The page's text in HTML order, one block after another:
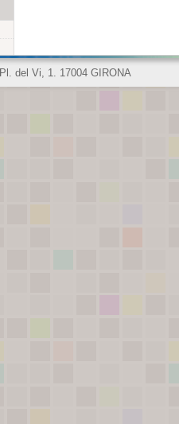
Pl. del Vi, 1. 17004 GIRONA